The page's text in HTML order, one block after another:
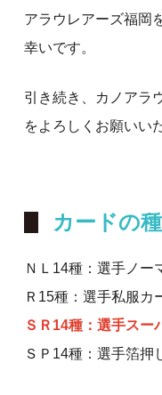
アラウレアーズ福岡
幸いです。
引き続き、カノアラ
をよろしくお願いい
カードの
ＮＬ14種：選手ノー
Ｒ15種：選手私服カ
ＳＲ14種：選手ス
ＳＰ14種：選手箔押